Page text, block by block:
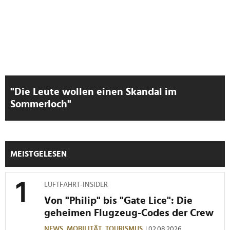
"Die Leute wollen einen Skandal im
Sommerloch"
MEISTGELESEN
LUFTFAHRT-INSIDER
Von "Philip" bis "Gate Lice": Die
geheimen Flugzeug-Codes der Crew